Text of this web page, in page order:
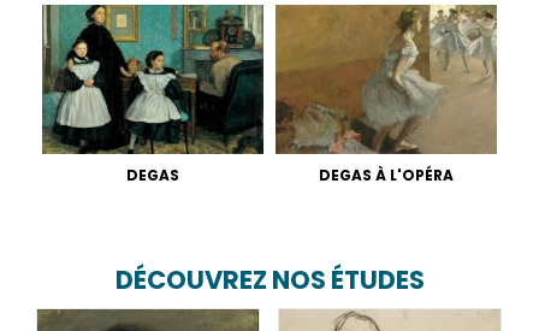
DEGAS DEGAS À L'OPÉRA
DÉCOUVREZ NOS ÉTUDES